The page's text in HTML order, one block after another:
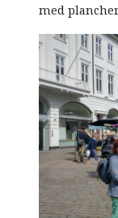
med